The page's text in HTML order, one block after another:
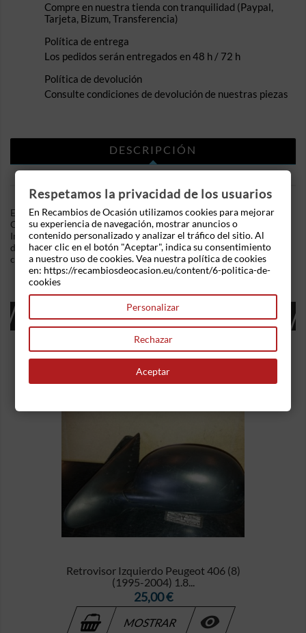
Compre en nuestra tienda con tranquilidad (Paypal,
Tarjeta, Bizum, Transferencia)
Política de entrega
Los pedidos serán entregados en 48 h / 72 h
Política de devolución
Consulte condiciones de devolución de nuestras piezas
DESCRIPCIÓN
DETALLES DEL PRODUCTO
En Recambios de Ocasion disponemos de Abs Mercedes Benz
Clase C (W203) (2000-2011) C 220 CDI (170 cv) .Referencia
Interna: 03281519029402 - Ref: A0365454032. Ademas,
disponemos de mas recambios, si tiene cualquier duda
consultenos.
16 OTROS PRODUCTOS EN LA MISMA
CATEGORÍA:
Retrovisor Izquierdo Peugeot 406 (8)
(1995-2004) 1.8...
Precio
25,00 €
MOSTRAR 
Respetamos la privacidad de los usuarios
En Recambios de Ocasión utilizamos cookies para mejorar
su experiencia de navegación, mostrar anuncios o
contenido personalizado y analizar el tráfico del sitio. Al
hacer clic en el botón "Aceptar", indica su consentimiento
a nuestro uso de cookies. Vea nuestra política de cookies
en: https://recambiosdeocasion.eu/content/6-politica-de-
cookies
Personalizar
Rechazar
Aceptar